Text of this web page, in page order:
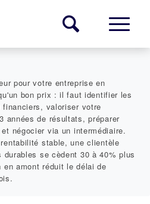
pour votre entreprise en
bon prix : il faut identifier les
valoriser votre
années de résultats, préparer
négocier via un intermédiaire.
stable, une clientèle
se cèdent 30 à 40% plus
amont réduit le délai de